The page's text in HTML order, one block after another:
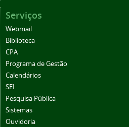
Serviços
Webmail
Biblioteca
CPA
Programa de Gestão
Calendários
SEI
Pesquisa Pública
Sistemas
Ouvidoria